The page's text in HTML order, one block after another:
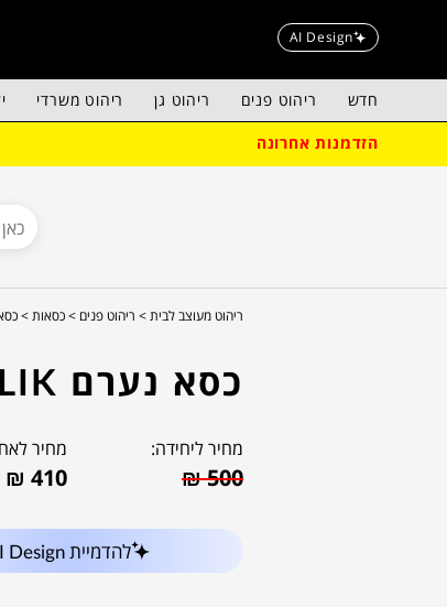
AI Design
חדש ריהוט פנים ריהוט גן ריהוט משרדי
הזדמנות אחרונה
ריהוט מעוצב לבית > ריהוט פנים > כסאות >
כסא נערם SLIK
מחיר ליחידה:
₪500
מחיר
₪ 410
להדמיית AI Design